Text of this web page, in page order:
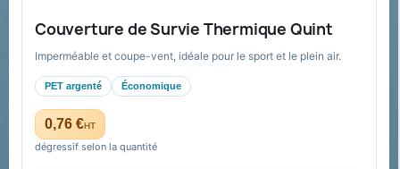
Couverture de Survie Thermique Quint
Imperméable et coupe-vent, idéale pour le sport et le plein air.
PET argenté Économique
0,76 €HT
dégressif selon la quantité
FAQ sur Promenoch Goodies Pub France
Conditions de retour
Paiement sécurisé
Plan du site